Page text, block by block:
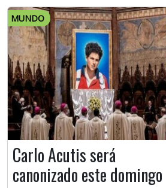
MUNDO
Carlo Acutis será
canonizado este domingo